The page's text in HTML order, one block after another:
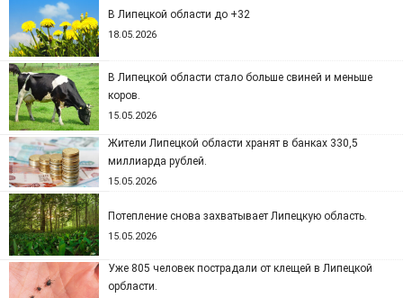
В Липецкой области до +32
18.05.2026
В Липецкой области стало больше свиней и меньше
коров.
15.05.2026
Жители Липецкой области хранят в банках 330,5
миллиарда рублей.
15.05.2026
Потепление снова захватывает Липецкую область.
15.05.2026
Уже 805 человек пострадали от клещей в Липецкой
орбласти.